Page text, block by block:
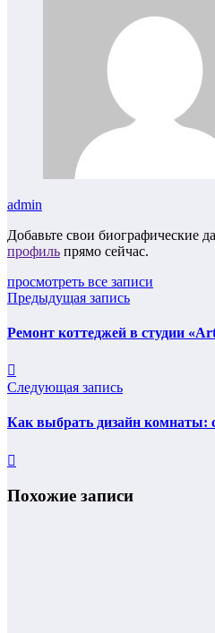
admin
Добавьте свои биографические
профиль прямо сейчас.
просмотреть все записи
Предыдущая запись
Ремонт коттеджей в студии
Следующая запись
Как выбрать дизайн комнаты:
Похожие записи